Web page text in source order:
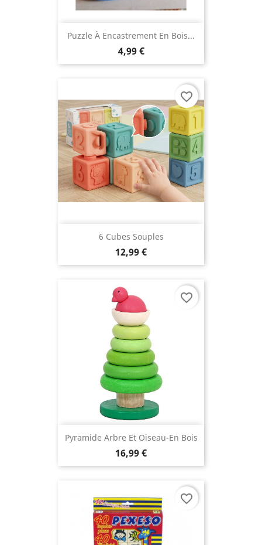
Puzzle À Encastrement En Bois...
4,99 €
6 Cubes Souples
12,99 €
favorite_border
Pyramide Arbre Et Oiseau-En Bois
16,99 €
favorite_border
favorite_border